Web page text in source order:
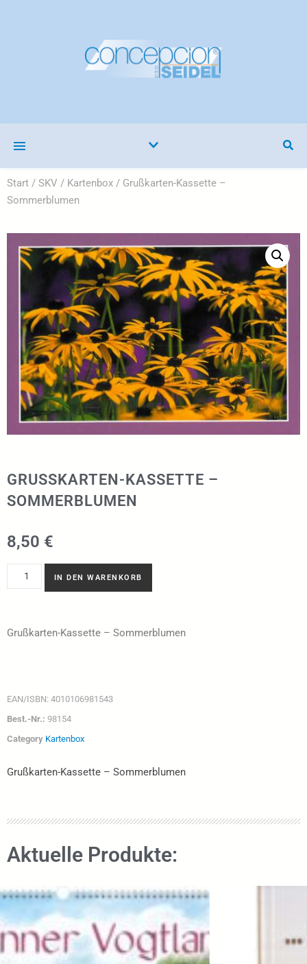
Start / SKV / Kartenbox / Grußkarten-Kassette –
Sommerblumen
GRUSSKARTEN-KASSETTE – S
OMMERBLUMEN
8,50 €
IN DEN WARENKORB
Grußkarten-Kassette – Sommerblumen
EAN/ISBN: 4010106981543
Best.-Nr.: 98154
Category Kartenbox
Grußkarten-Kassette – Sommerblumen
Aktuelle Produkte: